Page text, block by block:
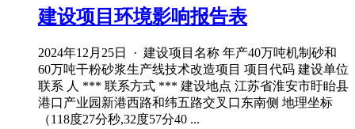
建设项目环境影响报告表
2024年12月25日 · 建设项目名称 年产40万吨机制砂和
60万吨干粉砂浆生产线技术改造项目 项目代码 建设单位
联系 人 *** 联系方式 *** 建设地点 江苏省淮安市盱眙县
港口产业园新港西路和纬五路交叉口东南侧 地理坐标
（118度27分秒,32度57分40 ...